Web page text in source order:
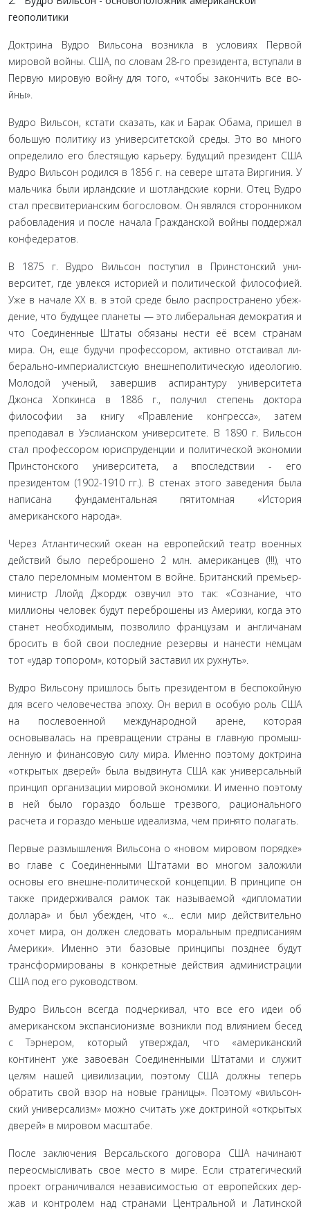
геополитики
Доктрина Вудро Вильсона возникла в условиях Первой
мировой войны. США, по словам 28-го президента, вступали в
Первую мировую войну для того, «чтобы закончить все во­
йны».
Вудро Вильсон, кстати сказать, как и Барак Обама, при­шел в
большую политику из университетской среды. Это во много
определило его блестящую карьеру. Будущий прези­дент США
Вудро Вильсон родился в 1856 г. на севере шта­та Виргиния. У
мальчика были ирландские и шотландские корни. Отец Вудро
стал пресвитерианским богословом. Он являлся сторонником
рабовладения и после начала Граждан­ской войны поддержал
конфедератов.
В 1875 г. Вудро Вильсон поступил в Принстонский уни­
верситет, где увлекся историей и политической философией.
Уже в начале XX в. в этой среде было распространено убеж­
дение, что будущее планеты — это либеральная демократия и
что Соединенные Штаты обязаны нести её всем странам
мира. Он, еще будучи профессором, активно отстаивал ли­
берально-империалистскую внешнеполитическую идеоло­гию.
Молодой ученый, завершив аспирантуру университета
Джонса Хопкинса в 1886 г., получил степень доктора
философии за книгу «Правление конгресса», затем
преподавал в Уэс­лианском университете. В 1890 г. Вильсон
стал профессором юриспруденции и политической экономии
Принстонского университета, а впоследствии - его
президентом (1902-1910 гг.). В стенах этого заведения была
написана фундаменталь­ная пятитомная «История
американского народа».
Через Атлантический океан на европейский театр во­енных
действий было переброшено 2 млн. американцев (!!!), что
стало переломным моментом в войне. Британский пре­мьер-
министр Ллойд Джордж озвучил это так: «Сознание, что
миллионы человек будут переброшены из Америки, когда это
станет необходимым, позволило французам и ан­гличанам
бросить в бой свои последние резервы и нанести немцам
тот «удар топором», который заставил их рухнуть».
Вудро Вильсону пришлось быть президентом в бес­покойную
для всего человечества эпоху. Он верил в особую роль США
на послевоенной международной арене, которая
основывалась на превращении страны в главную промыш­
ленную и финансовую силу мира. Именно поэтому доктри­на
«открытых дверей» была выдвинута США как универсаль­ный
принцип организации мировой экономики. И именно поэтому
в ней было гораздо больше трезвого, рационального
расчета и гораздо меньше идеализма, чем принято полагать.
Первые размышления Вильсона о «новом мировом порядке»
во главе с Соединенными Штатами во многом за­ложили
основы его внешне-политической концепции. В принципе он
также придерживался рамок так называемой «дипломатии
доллара» и был убежден, что «... если мир действительно
хочет мира, он должен следовать моральным предписаниям
Америки». Именно эти базовые принципы позднее будут
трансформированы в конкретные действия ад­министрации
США под его руководством.
Вудро Вильсон всегда подчеркивал, что все его идеи об
американском экспансионизме возникли под влиянием бе­сед
с Тэрнером, который утверждал, что «американский
континент уже завоеван Соединенными Штатами и служит
целям нашей цивилизации, поэтому США должны теперь
обратить свой взор на новые границы». Поэтому «вильсон-
ский универсализм» можно считать уже доктриной «откры­тых
дверей» в мировом масштабе.
После заключения Версальского договора США начина­ют
переосмысливать свое место в мире. Если стратегический
проект ограничивался независимостью от европейских дер­
жав и контролем над странами Центральной и Латинской